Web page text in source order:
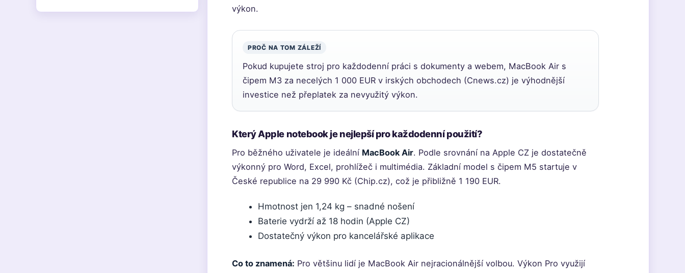
výkon.
PROČ NA TOM ZÁLEŽÍ
Pokud kupujete stroj pro každodenní práci s dokumenty a webem, MacBook Air s
čipem M3 za necelých 1 000 EUR v irských obchodech (Cnews.cz) je výhodnější
investice než přeplatek za nevyužitý výkon.
Který Apple notebook je nejlepší pro každodenní použití?
Pro běžného uživatele je ideální MacBook Air. Podle srovnání na Apple CZ je dostatečně
výkonný pro Word, Excel, prohlížeč i multimédia. Základní model s čipem M5 startuje v
České republice na 29 990 Kč (Chip.cz), což je přibližně 1 190 EUR.
Hmotnost jen 1,24 kg – snadné nošení
Baterie vydrží až 18 hodin (Apple CZ)
Dostatečný výkon pro kancelářské aplikace
Co to znamená: Pro většinu lidí je MacBook Air nejracionálnější volbou. Výkon Pro využijí